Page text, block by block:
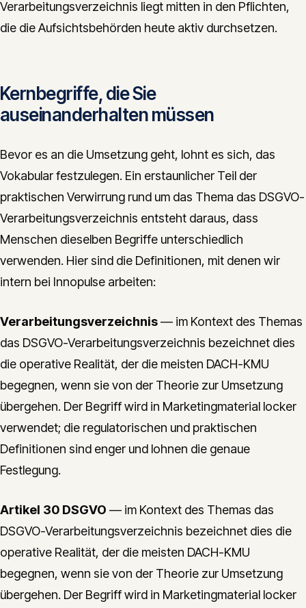
Verarbeitungsverzeichnis liegt mitten in den Pflichten,
die die Aufsichtsbehörden heute aktiv durchsetzen.
Kernbegriffe, die Sie
auseinanderhalten müssen
Bevor es an die Umsetzung geht, lohnt es sich, das
Vokabular festzulegen. Ein erstaunlicher Teil der
praktischen Verwirrung rund um das Thema das DSGVO-
Verarbeitungsverzeichnis entsteht daraus, dass
Menschen dieselben Begriffe unterschiedlich
verwenden. Hier sind die Definitionen, mit denen wir
intern bei Innopulse arbeiten:
Verarbeitungsverzeichnis— im Kontext des Themas
das DSGVO-Verarbeitungsverzeichnis bezeichnet dies
die operative Realität, der die meisten DACH-KMU
begegnen, wenn sie von der Theorie zur Umsetzung
übergehen. Der Begriff wird in Marketingmaterial locker
verwendet; die regulatorischen und praktischen
Definitionen sind enger und lohnen die genaue
Festlegung.
Artikel 30 DSGVO — im Kontext des Themas das
DSGVO-Verarbeitungsverzeichnis bezeichnet dies die
operative Realität, der die meisten DACH-KMU
begegnen, wenn sie von der Theorie zur Umsetzung
übergehen. Der Begriff wird in Marketingmaterial locker